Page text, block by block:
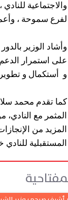
والاجتماعية
لفرع سموحة ،
وأشاد الوزير
على استمرار
و
أستكمال و
كما تقدم محمد
المثمر مع
المزيد من
المستقبلية
اليوم الواحد